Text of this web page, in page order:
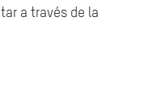
a través de la